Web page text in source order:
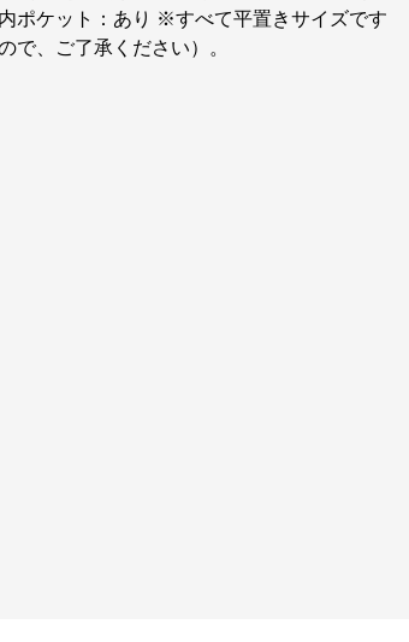
ポケット：あり ※すべて平置きサイズです
で、ご了承ください）。